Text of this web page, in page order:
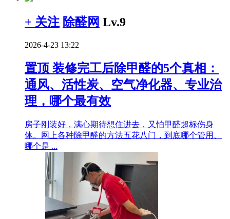
+ 关注 除醛网 Lv.9
2026-4-23 13:22
置顶 装修完工后除甲醛的5个真相：
通风、活性炭、空气净化器、专业治
理，哪个最有效
房子刚装好，满心期待想住进去，又怕甲醛超标伤身
体。网上各种除甲醛的方法五花八门，到底哪个管用、
哪个是 ...